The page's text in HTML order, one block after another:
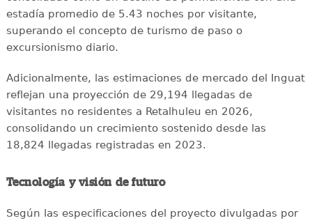
estadía promedio de 5.43 noches por visitante,
superando el concepto de turismo de paso o
excursionismo diario.
Adicionalmente, las estimaciones de mercado del Inguat
reflejan una proyección de 29,194 llegadas de
visitantes no residentes a Retalhuleu en 2026,
consolidando un crecimiento sostenido desde las
18,824 llegadas registradas en 2023.
Tecnología y visión de futuro
Según las especificaciones del proyecto divulgadas por